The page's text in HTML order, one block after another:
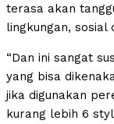
terasa akan
lingkungan, sosial
“Dan ini sangat
yang bisa
jika digunakan
kurang lebih 6